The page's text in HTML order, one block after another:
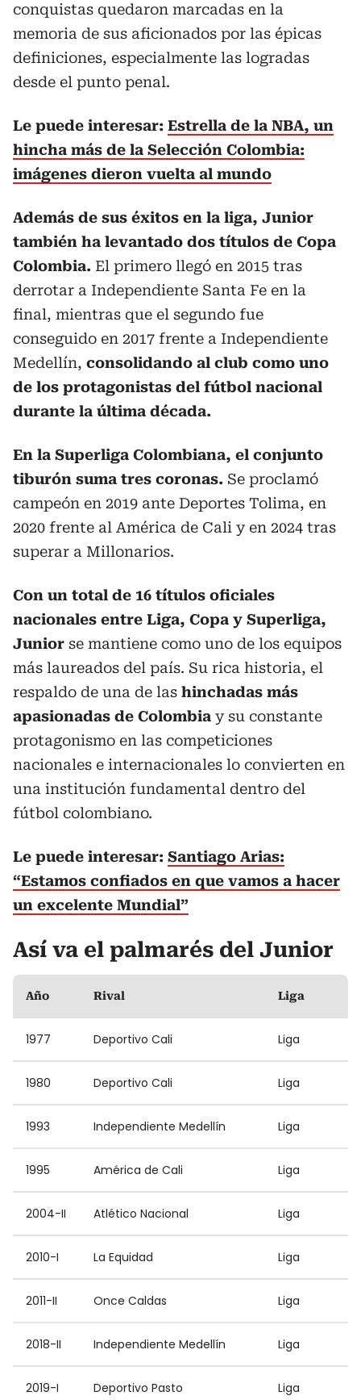
conquistas quedaron marcadas en la
memoria de sus aficionados por las épicas
definiciones, especialmente las logradas
desde el punto penal.
Le puede interesar: Estrella de la NBA, un
hincha más de la Selección Colombia:
imágenes dieron vuelta al mundo
Además de sus éxitos en la liga, Junior
también ha levantado dos títulos de Copa
Colombia. El primero llegó en 2015 tras
derrotar a Independiente Santa Fe en la
final, mientras que el segundo fue
conseguido en 2017 frente a Independiente
Medellín, consolidando al club como uno
de los protagonistas del fútbol nacional
durante la última década.
En la Superliga Colombiana, el conjunto
tiburón suma tres coronas. Se proclamó
campeón en 2019 ante Deportes Tolima, en
2020 frente al América de Cali y en 2024 tras
superar a Millonarios.
Con un total de 16 títulos oficiales
nacionales entre Liga, Copa y Superliga,
Junior se mantiene como uno de los equipos
más laureados del país. Su rica historia, el
respaldo de una de las hinchadas más
apasionadas de Colombia y su constante
protagonismo en las competiciones
nacionales e internacionales lo convierten en
una institución fundamental dentro del
fútbol colombiano.
Le puede interesar: Santiago Arias:
“Estamos confiados en que vamos a hacer
un excelente Mundial”
Así va el palmarés del Junior
Año Rival Liga
1977 Deportivo Cali Liga
1980 Deportivo Cali Liga
1993 Independiente Medellín Liga
1995 América de Cali Liga
2004-II Atlético Nacional Liga
2010-I La Equidad Liga
2011-II Once Caldas Liga
2018-II Independiente Medellín Liga
2019-I Deportivo Pasto Liga